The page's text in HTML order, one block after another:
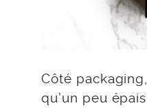
Côté
qu’un peu